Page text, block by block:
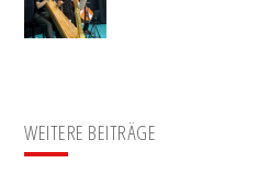
WEITERE BEITRÄGE